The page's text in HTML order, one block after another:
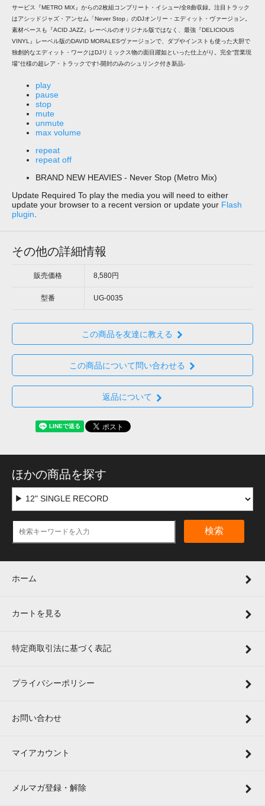
サービス『METRO MIX』からの2枚組コンプリート・イシュー/全8曲収録。注目トラック
はアシッドジャズ・アンセム「Never Stop」のDJオンリー・エディット・ヴァージョン。
素材ベースも『ACID JAZZ』レーベルのオリジナル版ではなく、最強『DELICIOUS
VINYL』レーベル版のDAVID MORALESヴァージョンで、ダブやインストも使った大胆で
独創的なエディット・ワークはDJリミックス物の面目躍如といった仕上がり。完全“営業現
場"仕様の超レア・トラックです!-開封のみのシュリンク付き新品-
play
pause
stop
mute
unmute
max volume
repeat
repeat off
BRAND NEW HEAVIES - Never Stop (Metro Mix)
Update Required To play the media you will need to either
update your browser to a recent version or update your Flash
plugin
その他の詳細情報
販売価格 8,580円
型番 UG-0035
この商品を友達に教える
この商品について問い合わせる
返品について
ほかの商品を探す
検索
ホーム
カートを見る
特定商取引法に基づく表記
プライバシーポリシー
お問い合わせ
マイアカウント
メルマガ登録・解除